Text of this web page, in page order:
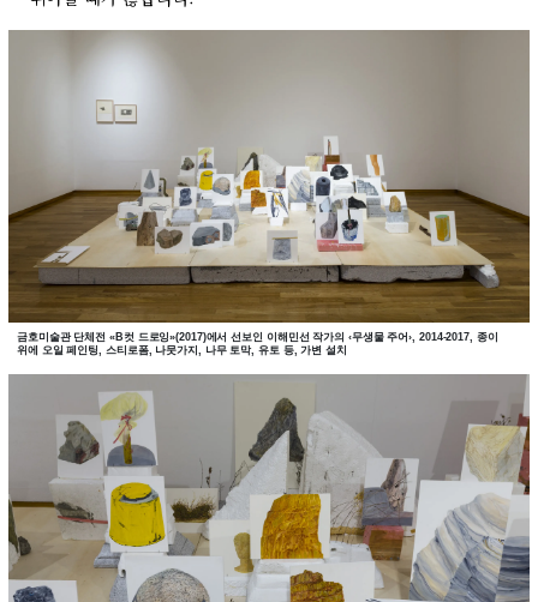
금호미술관 단체전 «B컷 드로잉»(2017)에서 선보인 이해민선 작가의 ‹무생물 주어›, 2014-2017, 종이
위에 오일 페인팅, 스티로폼, 나뭇가지, 나무 토막, 유토 등, 가변 설치